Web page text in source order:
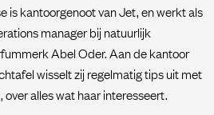
is kantoorgenoot van Jet, en werkt als
manager bij natuurlijk
Abel Oder. Aan de kantoor
wisselt zij regelmatig tips uit met
over alles wat haar interesseert.